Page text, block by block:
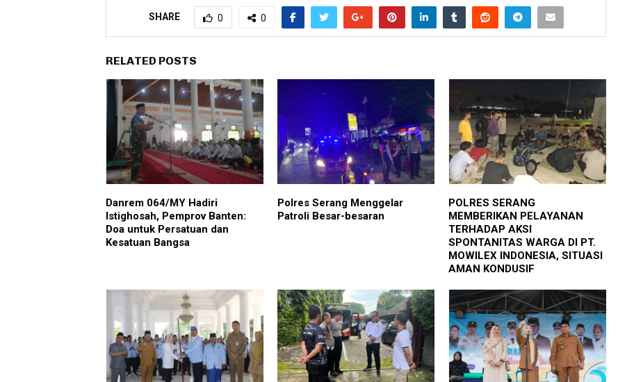
SHARE 0 0
RELATED POSTS
Danrem 064/MY Hadiri
Istighosah, Pemprov Banten:
Doa untuk Persatuan dan
Kesatuan Bangsa
Polres Serang Menggelar
Patroli Besar-besaran
POLRES SERANG
MEMBERIKAN PELAYANAN
TERHADAP AKSI
SPONTANITAS WARGA DI PT.
MOWILEX INDONESIA, SITUASI
AMAN KONDUSIF